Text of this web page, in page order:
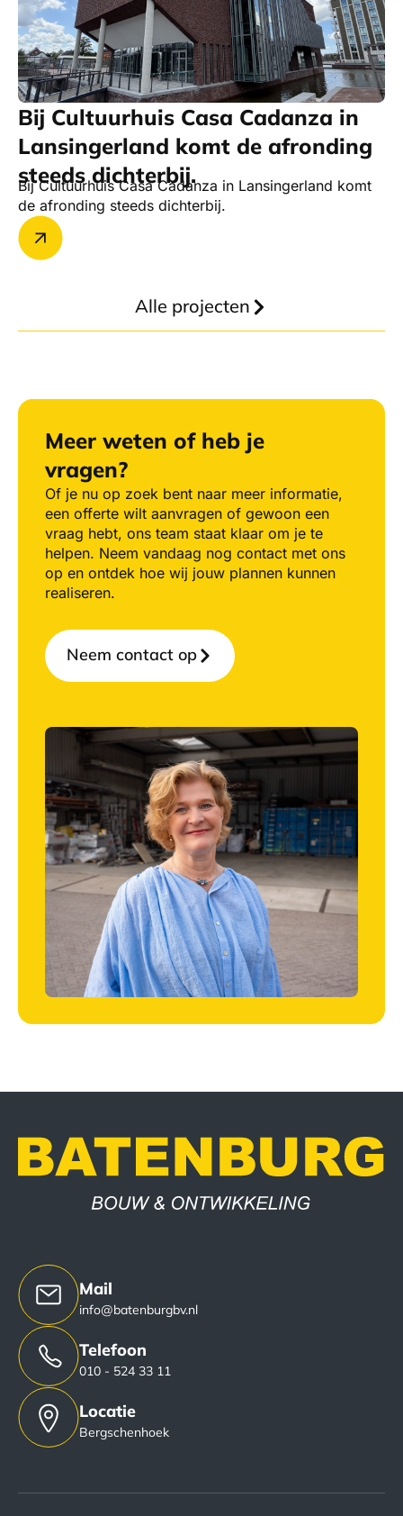
Bij Cultuurhuis Casa Cadanza in
Lansingerland komt de afronding
steeds dichterbij.
Bij Cultuurhuis Casa Cadanza in Lansingerland komt
de afronding steeds dichterbij.
Alle projecten
Meer weten of heb je
vragen?
Of je nu op zoek bent naar meer informatie,
een offerte wilt aanvragen of gewoon een
vraag hebt, ons team staat klaar om je te
helpen. Neem vandaag nog contact met ons
op en ontdek hoe wij jouw plannen kunnen
realiseren.
Neem contact op
Mail
info@batenburgbv.nl
Telefoon
010 - 524 33 11
Locatie
Bergschenhoek